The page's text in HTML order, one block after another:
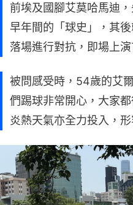
前埃及國腳艾莫哈馬迪
早年間的「球史」，其
落場進行對抗，即場上
被問感受時，54歲的艾
們踢球非常開心，大家
炎熱天氣亦全力投入，